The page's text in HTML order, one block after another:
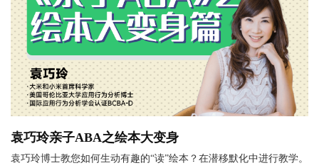
袁巧玲亲子ABA之绘本大变身
袁巧玲博士教您如何生动有趣的“读”绘本？在潜移默化中进行教学。